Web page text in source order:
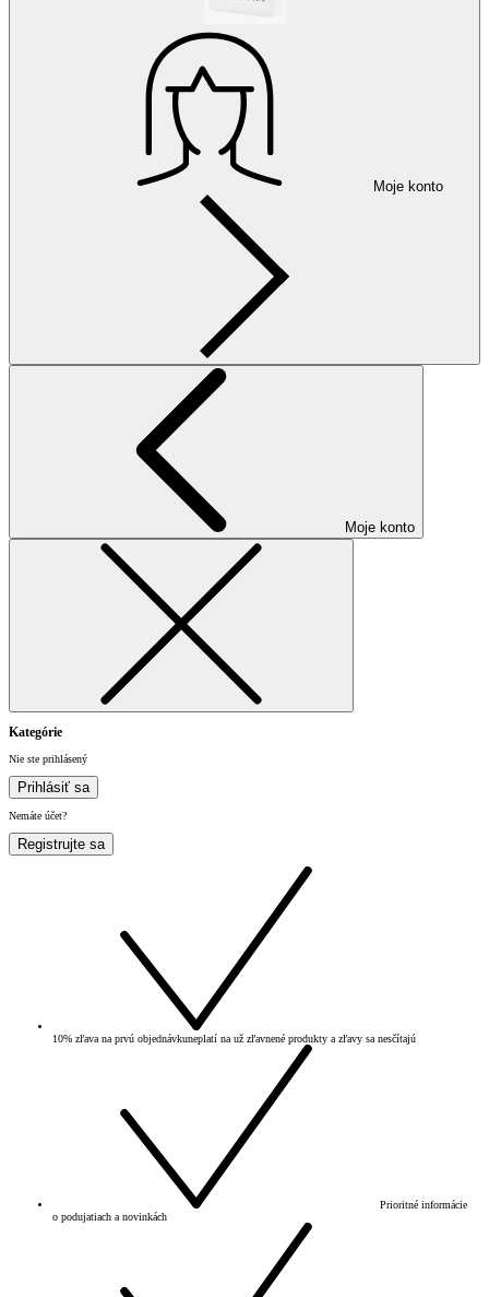
Moje konto
Moje konto
Kategórie
Nie ste prihlásený
Prihlásiť sa
Nemáte účet?
Registrujte sa
10% zľava na prvú objednávkuneplatí na už zľavnené produkty a zľavy sa nesčítajú
Prioritné informácie
o podujatiach a novinkách